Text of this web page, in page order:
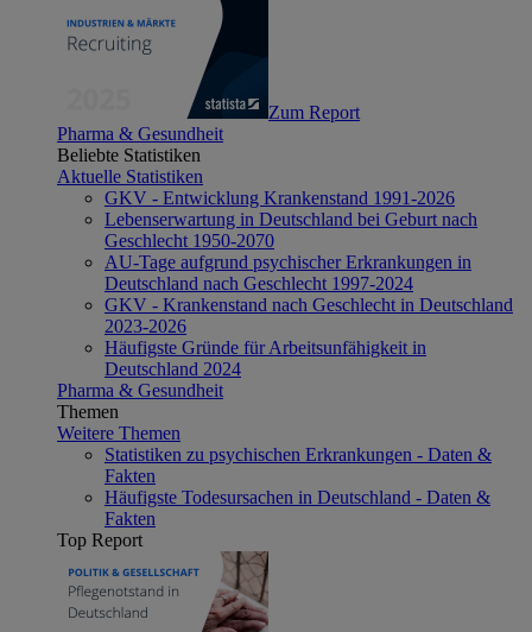
Zum Report
Pharma & Gesundheit
Beliebte Statistiken
Aktuelle Statistiken
GKV - Entwicklung Krankenstand 1991-2026
Lebenserwartung in Deutschland bei Geburt nach
Geschlecht 1950-2070
AU-Tage aufgrund psychischer Erkrankungen in
Deutschland nach Geschlecht 1997-2024
GKV - Krankenstand nach Geschlecht in Deutschland
2023-2026
Häufigste Gründe für Arbeitsunfähigkeit in
Deutschland 2024
Pharma & Gesundheit
Themen
Weitere Themen
Statistiken zu psychischen Erkrankungen - Daten &
Fakten
Häufigste Todesursachen in Deutschland - Daten &
Fakten
Top Report